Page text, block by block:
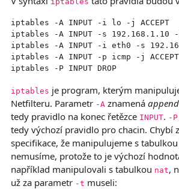
iptables -A INPUT -i lo -j ACCEPT
iptables -A INPUT -s 192.168.1.10 -j
iptables -A INPUT -i eth0 -s
iptables -A INPUT -p icmp -j ACCEPT
iptables je program, kterým
Netfilteru. Parametr -A znamená append
tedy pravidlo na konec řetězce INPUT. -P
tedy výchozí pravidlo pro chacin. Chybí
specifikace, že manipulujeme s tabulkou
nemusíme, protože to je výchozí
například manipulovali s tabulkou nat,
už za parametr -t museli: